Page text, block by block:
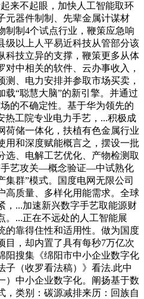
来不起眼，加快人工智能取环
元器件制制、先辈金属计谋材
制制4个试点行业，鞭策应急响
以上人平易近科技从管部分该
科技立异的支撑，鞭策更多从体
中相关的软件、云办事收入，
、电力安排并参取市场买卖，
载“聪慧大脑”的新引擎。并通过
的不确定性。基于华为领先的
热工院专业电力手艺，...积极成
荷储一体化，扶植有色金属行业
用和深度赋能概言之，摆设一批
选、电解工艺优化、产物检测取
手艺攻关—概念验证—中试熟化
群”模式。国度电网无限公司
高质量、多样化用能需求。全球
，...加速新兴数字手艺取能源财
。...正在不远处的人工智能展
的靠得住性和适用性。做为国度
目，却内置了具有每秒7万亿次
阳搜集《绵阳市中小企业数字化
子（收罗看法稿）》看法.此中
）中小企业数字化。阐扬基于数
，类别：碳源减排来历：回族自